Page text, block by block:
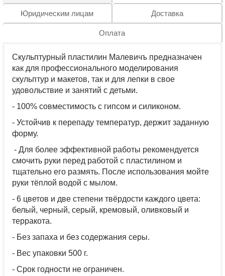
Юридическим лицам Доставка
Оплата
Скульптурный пластилин Малевичъ предназначен
как для профессионального моделирования
скульптур и макетов, так и для лепки в свое
удовольствие и занятий с детьми.
- 100% совместимость с гипсом и силиконом.
- Устойчив к перепаду температур, держит заданную
форму.
- Для более эффективной работы рекомендуется
смочить руки перед работой с пластилином и
тщательно его размять. После использования мойте
руки тёплой водой с мылом.
- 6 цветов и две степени твёрдости каждого цвета:
белый, черный, серый, кремовый, оливковый и
терракота.
- Без запаха и без содержания серы.
- Вес упаковки 500 г.
- Срок годности не ограничен.